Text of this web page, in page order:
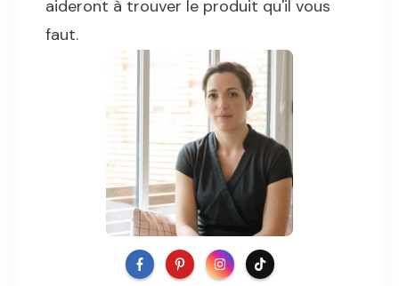
aideront à trouver le produit qu'il vous
faut.